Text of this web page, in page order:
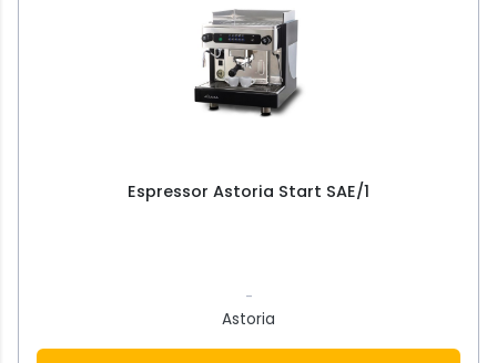
Espressor Astoria Start SAE/1
-
Astoria